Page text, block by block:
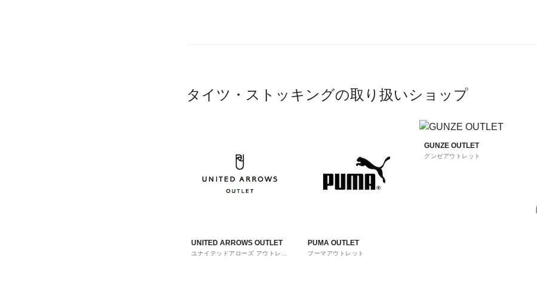
タイツ・ストッキングの取り扱いショップ
UNITED ARROWS OUTLET
ユナイテッドアローズ アウトレッ
PUMA OUTLET
プーマアウトレット
GUNZE OUTLET
グンゼアウトレット